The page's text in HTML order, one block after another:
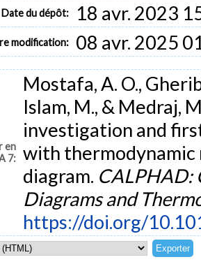
Date du dépôt: 18 avr. 2023
modification: 08 avr. 2025
en
7:
Mostafa, A. O.,
Islam, M., & Medraj,
investigation and
with thermodynamic
diagram. CALPHAD:
Diagrams and
https://doi.org/